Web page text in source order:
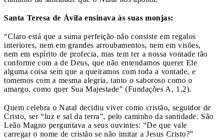
Santa Teresa de Ávila ensinava às suas monjas:
“Claro está que a suma perfeição não consiste em regalos
interiores, nem em grandes arroubamentos, nem em visões,
nem em espírito de profecia, mas tem ter a nossa vontade tão
conforme com a de Deus, que não entendamos querer Ele
alguma coisa sem que a queiramos com toda a vontade, e
tomemos com a mesma alegria, tanto o saboroso como o
amargo, como quer Sua Majestade” (Fundações A, 1,2).
Quem celebra o Natal decidiu viver como cristão, seguidor de
Cristo, ser “luz e sal da terra”, pelo caminho da santidade. São
Leão Magno perguntava a seus ouvintes: “De que vale
carregar o nome de cristão se não imitar a Jesus Cristo?”